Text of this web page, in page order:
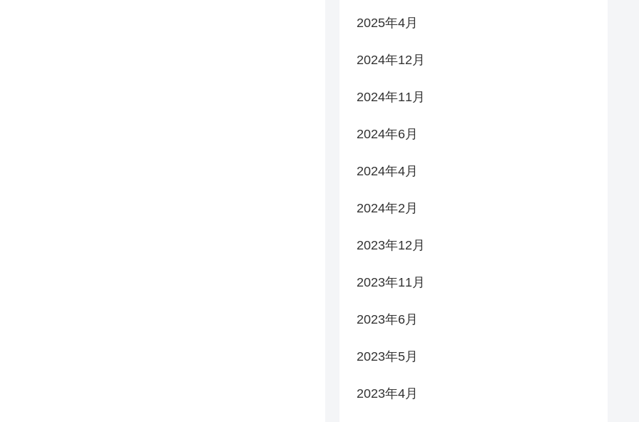
2025年4月
2024年12月
2024年11月
2024年6月
2024年4月
2024年2月
2023年12月
2023年11月
2023年6月
2023年5月
2023年4月